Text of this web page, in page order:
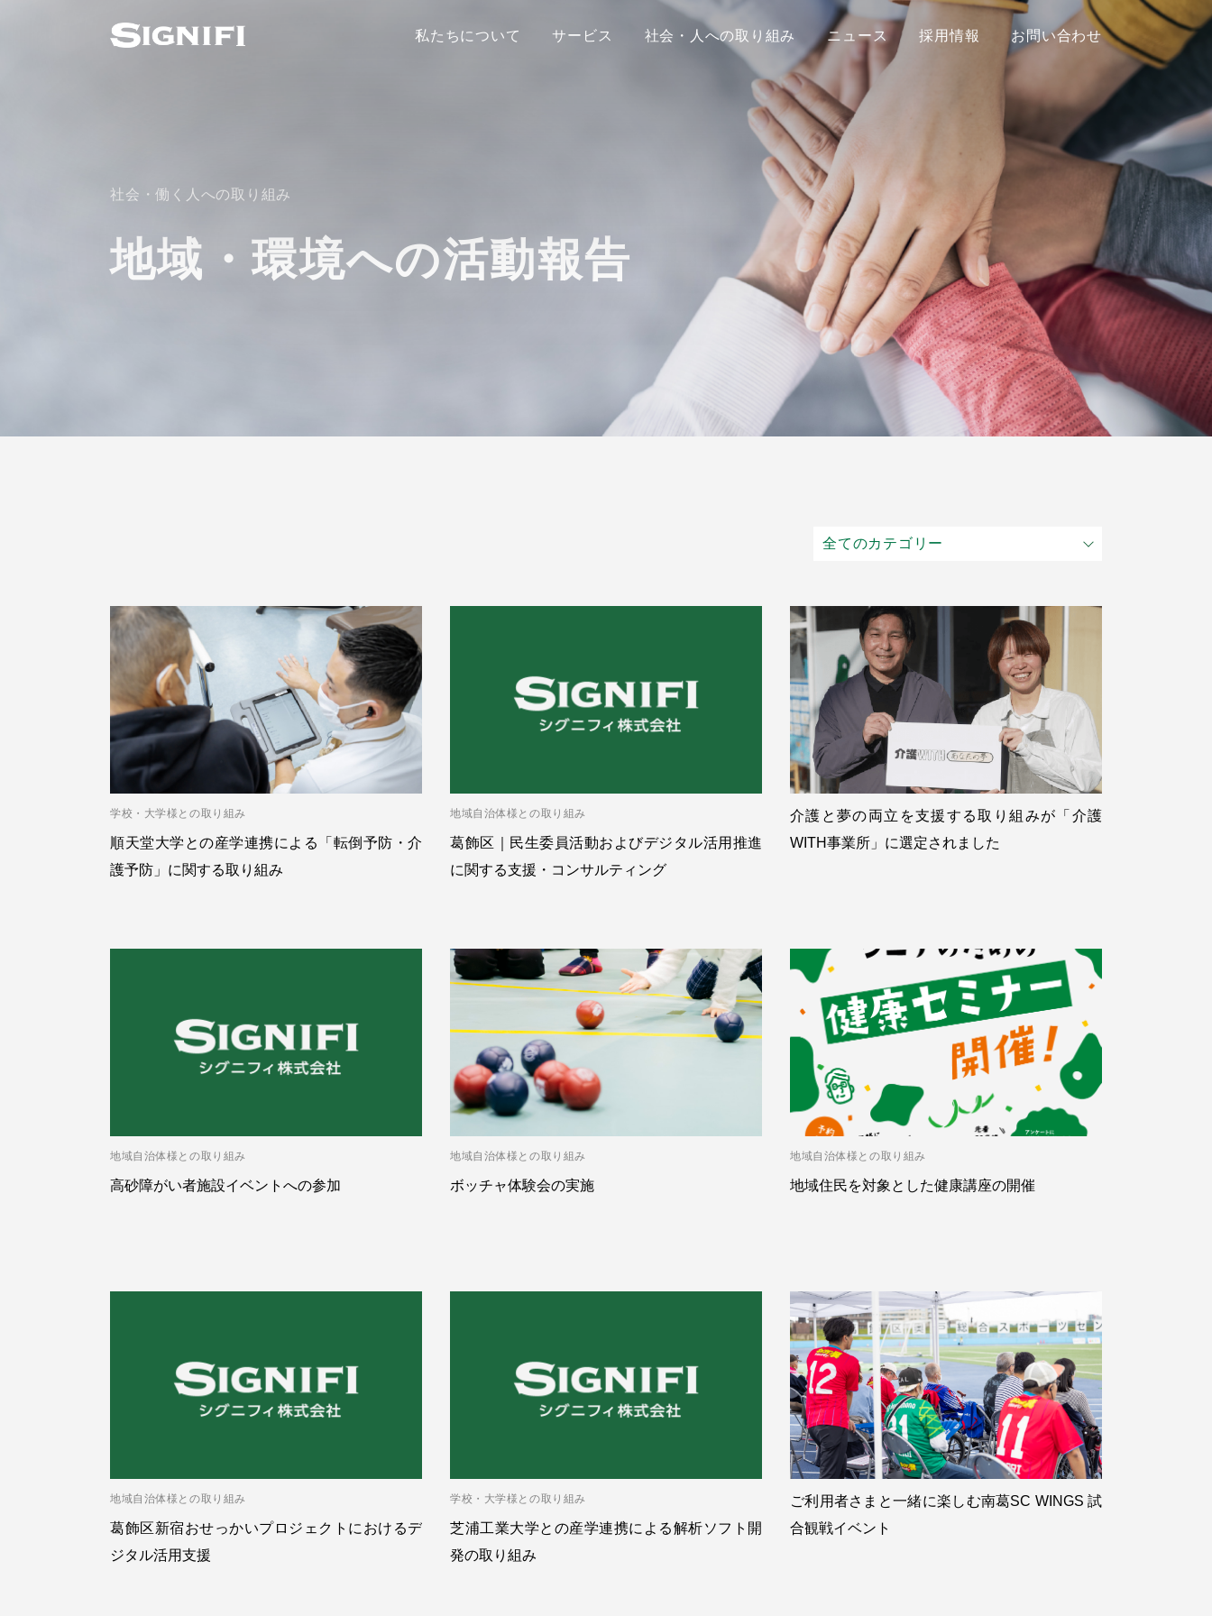
私たちについて サービス 社会・人への取り組み ニュース 採用情報 お問い合わせ
社会・働く人への取り組み
地域・環境への活動報告
学校・大学様との取り組み
順天堂大学との産学連携による「転倒予防・介
護予防」に関する取り組み
地域自治体様との取り組み
葛飾区｜民生委員活動およびデジタル活用推進
に関する支援・コンサルティング
介護と夢の両立を支援する取り組みが「介護
WITH事業所」に選定されました
地域自治体様との取り組み
高砂障がい者施設イベントへの参加
地域自治体様との取り組み
ボッチャ体験会の実施
地域自治体様との取り組み
地域住民を対象とした健康講座の開催
地域自治体様との取り組み
葛飾区新宿おせっかいプロジェクトにおけるデ
ジタル活用支援
学校・大学様との取り組み
芝浦工業大学との産学連携による解析ソフト開
発の取り組み
ご利用者さまと一緒に楽しむ南葛SC WINGS 試
合観戦イベント